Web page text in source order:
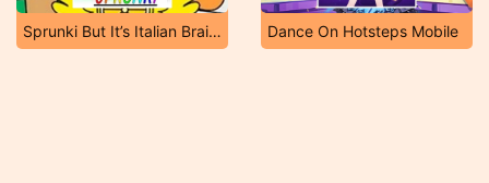
Sprunki But It’s Italian Brainrot Dance On Hotsteps Mobile